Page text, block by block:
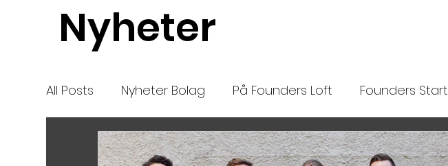
Nyheter
All Posts Nyheter Bolag På Founders Loft Founders
Nya bolag Mentor nytt Highlights